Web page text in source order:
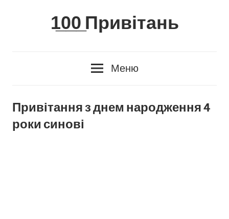
1̲0̲0̲ Привітань
Меню
Привітання з днем народження 4
роки синові